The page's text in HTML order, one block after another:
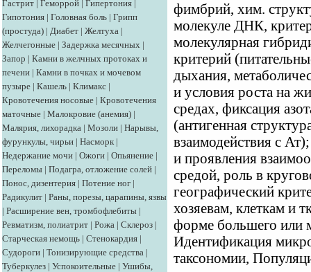
Гастрит | Геморрой | Гипертония |
Гипотония | Головная боль | Грипп
(простуда) | Диабет | Желтуха |
Желчегонные | Задержка месячных |
Запор | Камни в желчных протоках и
печени | Камни в почках и мочевом
пузыре | Кашель | Климакс |
Кровотечения носовые | Кровотечения
маточные | Малокровие (анемия) |
Малярия, лихорадка | Мозоли | Нарывы,
фурункулы, чирьи | Насморк |
Недержание мочи | Ожоги | Опьянение |
Переломы | Подагра, отложение солей |
Понос, дизентерия | Потение ног |
Радикулит | Раны, порезы, царапины, язвы
| Расширение вен, тромбофлебиты |
Ревматизм, полиатрит | Рожа | Склероз |
Старческая немощь | Стенокардия |
Судороги | Тонизирующие средства |
Туберкулез | Успокоительные | Ушибы,
фимбрий, хим.
молекуле ДНК,
молекулярная
критерий
дыхания,
и условия роста на
средах, фиксация
(антигенная
взаимодействия с
и проявления
средой, роль в
географический
хозяевам, клеткам и
форме большего или
Идентификация
таксономии,